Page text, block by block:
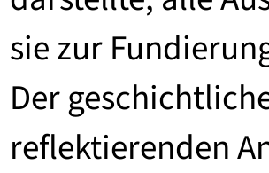
sie zur
Der
reflektierenden